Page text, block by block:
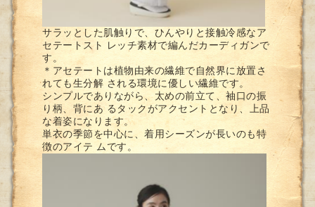
サラッとした肌触りで、ひんやりと接触冷感なア
セテートスト レッチ素材で編んだカーディガンで
す。
＊アセテートは植物由来の繊維で自然界に放置さ
れても生分解 される環境に優しい繊維です。
シンプルでありながら、太めの前立て、袖口の振
り柄、背にあ るタックがアクセントとなり、上品
な着姿になります。
単衣の季節を中心に、着用シーズンが長いのも特
徴のアイテ ムです。